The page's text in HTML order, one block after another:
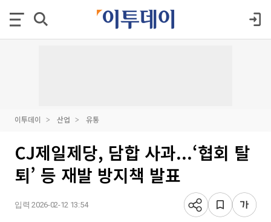
이투데이 산업 유통
CJ제일제당, 담합 사과...‘협회 탈
퇴’ 등 재발 방지책 발표
입력 2026-02-12 13:54